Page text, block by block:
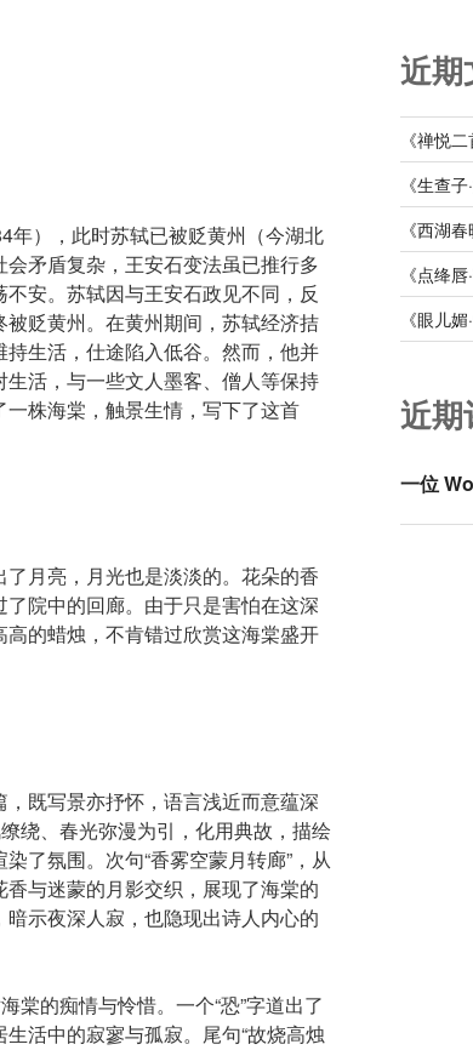
年），此时苏轼已被贬黄州（今湖北
矛盾复杂，王安石变法虽已推行多
安。苏轼因与王安石政见不同，反
贬黄州。在黄州期间，苏轼经济拮
生活，仕途陷入低谷。然而，他并
活，与一些文人墨客、僧人等保持
株海棠，触景生情，写下了这首
月亮，月光也是淡淡的。花朵的香
院中的回廊。由于只是害怕在这深
的蜡烛，不肯错过欣赏这海棠盛开
，既写景亦抒怀，语言浅近而意蕴深
绕、春光弥漫为引，化用典故，描绘
了氛围。次句“香雾空蒙月转廊”，从
与迷蒙的月影交织，展现了海棠的
示夜深人寂，也隐现出诗人内心的
棠的痴情与怜惜。一个“恐”字道出了
活中的寂寥与孤寂。尾句“故烧高烛
近期
《禅悦
《生查
《西湖
《点绛
《眼儿
近期
一位